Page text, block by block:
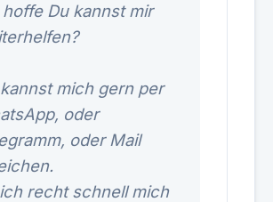
hoffe Du kannst mir
mich gern per
oder
oder Mail
recht schnell mich